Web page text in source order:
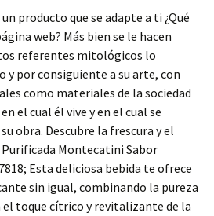
producto que se adapte a ti ¿Qué
web? Más bien se le hacen
referentes mitológicos lo
y por consiguiente a su arte, con
como materiales de la sociedad
el cual él vive y en el cual se
obra. Descubre la frescura y el
Montecatini Sabor
Esta deliciosa bebida te ofrece
sin igual, combinando la pureza
el toque cítrico y revitalizante de la